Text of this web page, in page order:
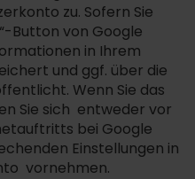
zu. Sofern Sie
Button von Google
in Ihrem
und ggf. über die
Wenn Sie das
Sie sich entweder vor
bei Google
Einstellungen in
vornehmen.